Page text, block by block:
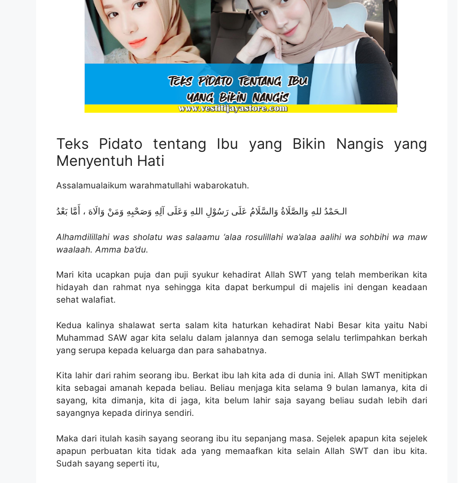
Teks Pidato tentang Ibu yang Bikin Nangis yang
Menyentuh Hati
Assalamualaikum warahmatullahi wabarokatuh.
الـحَمْدُ للهِ وَالصَّلَاةُ وَالسَّلَامُ عَلَى رَسُوْلِ اللهِ وَعَلَى آلِهِ وَصَحْبِهِ وَمَنْ وَالَاهَ ، أَمَّا بَعْدُ
Alhamdilillahi was sholatu was salaamu ‘alaa rosulillahi wa’alaa aalihi wa sohbihi wa maw
waalaah. Amma ba’du.
Mari kita ucapkan puja dan puji syukur kehadirat Allah SWT yang telah memberikan kita
hidayah dan rahmat nya sehingga kita dapat berkumpul di majelis ini dengan keadaan
sehat walafiat.
Kedua kalinya shalawat serta salam kita haturkan kehadirat Nabi Besar kita yaitu Nabi
Muhammad SAW agar kita selalu dalam jalannya dan semoga selalu terlimpahkan berkah
yang serupa kepada keluarga dan para sahabatnya.
Kita lahir dari rahim seorang ibu. Berkat ibu lah kita ada di dunia ini. Allah SWT menitipkan
kita sebagai amanah kepada beliau. Beliau menjaga kita selama 9 bulan lamanya, kita di
sayang, kita dimanja, kita di jaga, kita belum lahir saja sayang beliau sudah lebih dari
sayangnya kepada dirinya sendiri.
Maka dari itulah kasih sayang seorang ibu itu sepanjang masa. Sejelek apapun kita sejelek
apapun perbuatan kita tidak ada yang memaafkan kita selain Allah SWT dan ibu kita.
Sudah sayang seperti itu,